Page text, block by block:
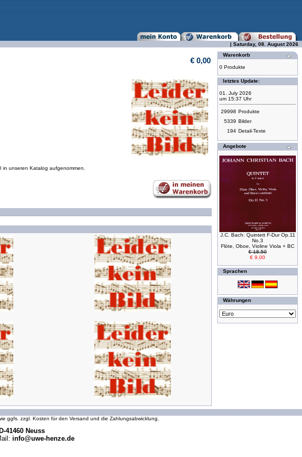
| Saturday, 08. August 2026
€ 0,00
unseren Katalog aufgenommen.
Warenkorb
0 Produkte
letztes Update:
01. July 2026
um 15:37 Uhr
29998 Produkte
5339 Bilder
194 Detail-Texte
Angebote
J.C. Bach: Quintett F-Dur Op.11
No.3
Flöte, Oboe, Violine Viola + BC
€ 18,50
€ 9,00
Sprachen
Währungen
ggfs. zzgl. Kosten für den Versand und die Zahlungsabwicklung.
41460 Neuss
info@uwe-henze.de